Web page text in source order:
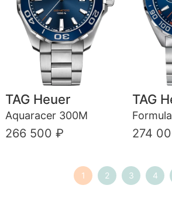
TAG Heuer
Aquaracer 300M
266 500 ₽
TAG
274
1 2 3 4